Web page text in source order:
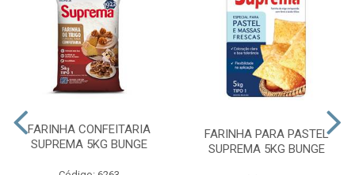
FARINHA CONFEITARIA
SUPREMA 5KG BUNGE
FARINHA PARA PASTEL
SUPREMA 5KG BUNGE